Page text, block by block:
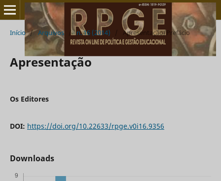
Início / Arquivos / n. 16 (2014) / Apresentação/Prefácio
Apresentação
Os Editores
DOI: https://doi.org/10.22633/rpge.v0i16.9356
Downloads